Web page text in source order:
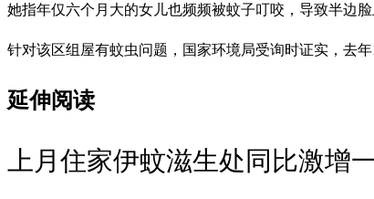
她指年仅六个月大的女儿也频频被蚊子叮咬，导致半边
针对该区组屋有蚊虫问题，国家环境局受询时证实，去
延伸阅读
上月住家伊蚊滋生处同比激增